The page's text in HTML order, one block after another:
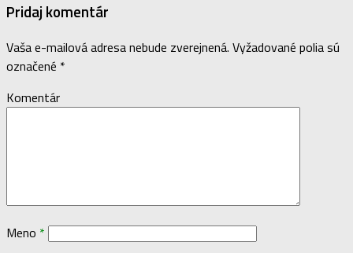
Pridaj komentár
Vaša e-mailová adresa nebude zverejnená. Vyžadované polia sú
označené *
Komentár
Meno *